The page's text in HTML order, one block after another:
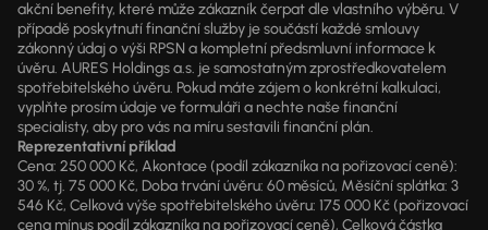
akční benefity, které může zákazník čerpat dle vlastního výběru. V
případě poskytnutí finanční služby je součástí každé smlouvy
zákonný údaj o výši RPSN a kompletní předsmluvní informace k
úvěru. AURES Holdings a.s. je samostatným zprostředkovatelem
spotřebitelského úvěru. Pokud máte zájem o konkrétní kalkulaci,
vyplňte prosím údaje ve formuláři a nechte naše finanční
specialisty, aby pro vás na míru sestavili finanční plán.
Reprezentativní příklad
Cena: 250 000 Kč, Akontace (podíl zákazníka na pořizovací ceně):
30 %, tj. 75 000 Kč, Doba trvání úvěru: 60 měsíců, Měsíční splátka: 3
546 Kč, Celková výše spotřebitelského úvěru: 175 000 Kč (pořizovací
cena mínus podíl zákazníka na pořizovací ceně), Celková částka